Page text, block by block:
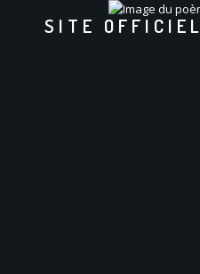
SITE OFFICIEL